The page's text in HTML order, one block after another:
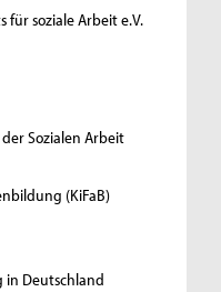
für soziale Arbeit e.V.
Sozialen Arbeit
(KiFaB)
in Deutschland